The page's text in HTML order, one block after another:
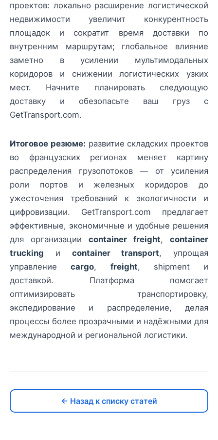
проектов: локально расширение логистической
недвижимости увеличит конкурентность
площадок и сократит время доставки по
внутренним маршрутам; глобальное влияние
заметно в усилении мультимодальных
коридоров и снижении логистических узких
мест. Начните планировать следующую
доставку и обезопасьте ваш груз с
GetTransport.com.
Итоговое резюме: развитие складских проектов
во французских регионах меняет картину
распределения грузопотоков — от усиления
роли портов и железных коридоров до
ужесточения требований к экологичности и
цифровизации. GetTransport.com предлагает
эффективные, экономичные и удобные решения
для организации container freight, container
trucking и container transport, упрощая
управлениеcargo, freight, shipment и
доставкой. Платформа помогает
оптимизировать транспортировку,
экспедирование и распределение, делая
процессы более прозрачными и надёжными для
международной и региональной логистики.
← Назад к списку статей